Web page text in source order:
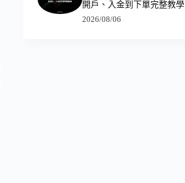
開戶、入金到下單完整教學
2026/08/06